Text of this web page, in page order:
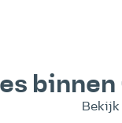
binnen
Bekijk